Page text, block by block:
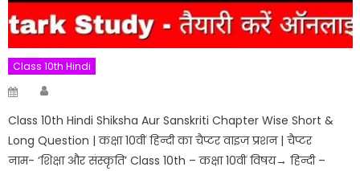
Class 10th Hindi
Posted
Class 10th Hindi Shiksha Aur Sanskriti Chapter Wise Short &
Long Question | कक्षा 10वीं हिन्दी का चैप्टर वाइज प्रशन | चैप्टर
नाम- ‘शिक्षा और संस्कृति’ Class 10th – कक्षा 10वीं विषय→ हिन्दी –